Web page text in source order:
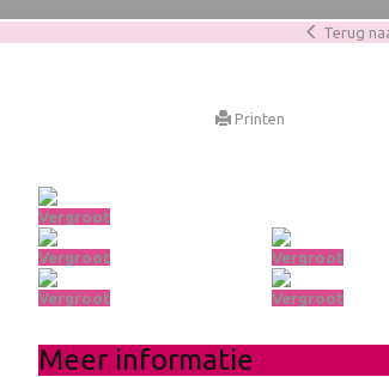
Terug
Printen
Vergroot
Vergroot Vergroot
Vergroot
Vergroot
Meer informatie